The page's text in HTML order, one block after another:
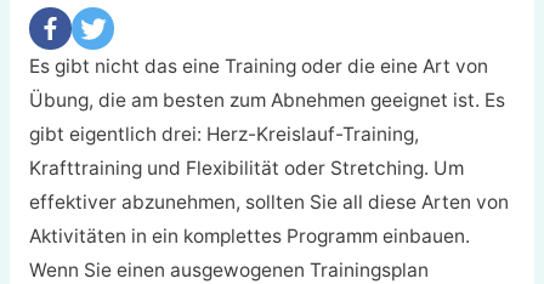
Es gibt nicht das eine Training oder die eine Art von
Übung, die am besten zum Abnehmen geeignet ist. Es
gibt eigentlich drei: Herz-Kreislauf-Training,
Krafttraining und Flexibilität oder Stretching. Um
effektiver abzunehmen, sollten Sie all diese Arten von
Aktivitäten in ein komplettes Programm einbauen.
Wenn Sie einen ausgewogenen Trainingsplan